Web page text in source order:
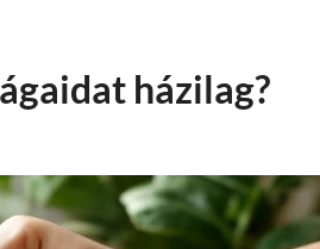
házilag?